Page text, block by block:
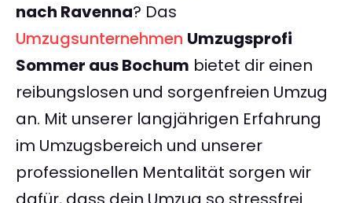
nach Ravenna? Das
Umzugsunternehmen Umzugsprofi
Sommer aus Bochum bietet dir einen
reibungslosen und sorgenfreien Umzug
an. Mit unserer langjährigen Erfahrung
im Umzugsbereich und unserer
professionellen Mentalität sorgen wir